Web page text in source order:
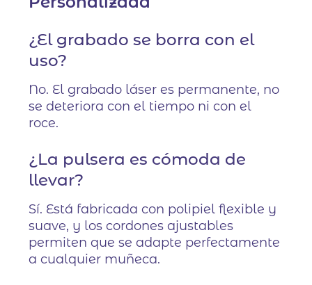
¿El grabado se borra con el
uso?
No. El grabado láser es permanente, no
se deteriora con el tiempo ni con el
roce.
¿La pulsera es cómoda de
llevar?
Sí. Está fabricada con polipiel flexible y
suave, y los cordones ajustables
permiten que se adapte perfectamente
a cualquier muñeca.